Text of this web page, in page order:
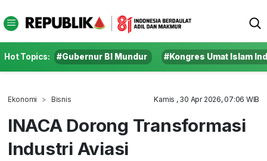
Hot Topics: #Gubernur BI Mundur #Kongres Umat Islam
Ekonomi Bisnis Kamis , 30 Apr 2026, 07:06 WIB
INACA Dorong Transformasi
Industri Aviasi